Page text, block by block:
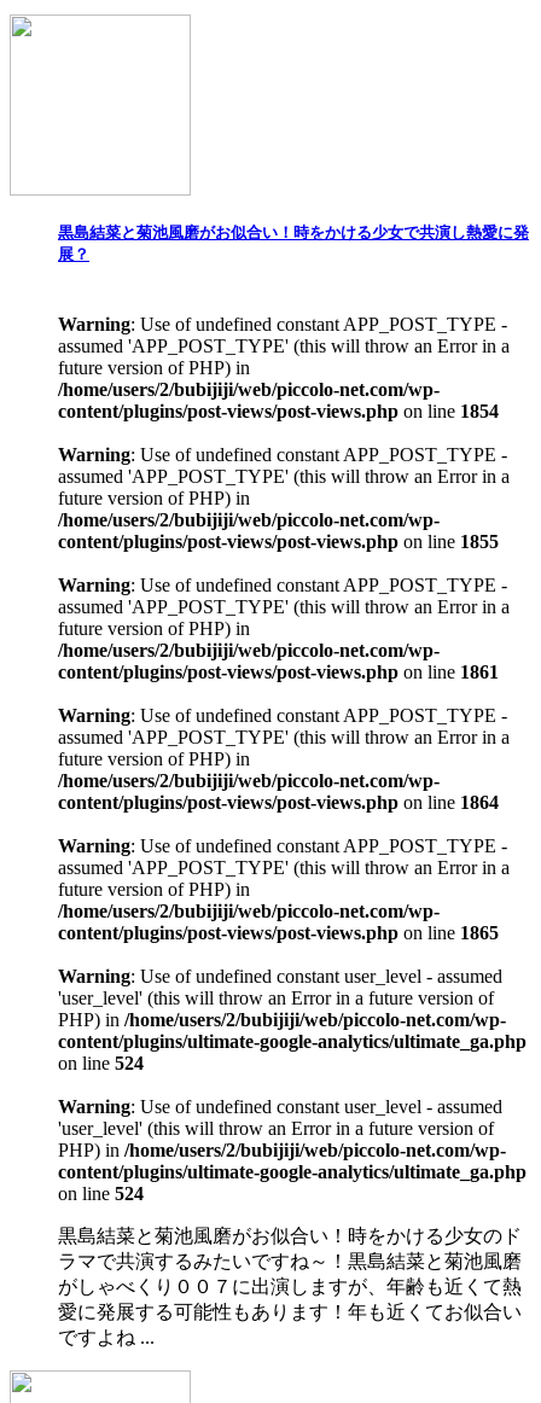
黒島結菜と菊池風磨がお似合い！時をかける少女で共演し熱愛に発
展？
Warning: Use of undefined constant APP_POST_TYPE -
assumed 'APP_POST_TYPE' (this will throw an Error in a
future version of PHP) in
/home/users/2/bubijiji/web/piccolo-net.com/wp-
content/plugins/post-views/post-views.php on line 1854
Warning: Use of undefined constant APP_POST_TYPE -
assumed 'APP_POST_TYPE' (this will throw an Error in a
future version of PHP) in
/home/users/2/bubijiji/web/piccolo-net.com/wp-
content/plugins/post-views/post-views.php on line 1855
Warning: Use of undefined constant APP_POST_TYPE -
assumed 'APP_POST_TYPE' (this will throw an Error in a
future version of PHP) in
/home/users/2/bubijiji/web/piccolo-net.com/wp-
content/plugins/post-views/post-views.php on line 1861
Warning: Use of undefined constant APP_POST_TYPE -
assumed 'APP_POST_TYPE' (this will throw an Error in a
future version of PHP) in
/home/users/2/bubijiji/web/piccolo-net.com/wp-
content/plugins/post-views/post-views.php on line 1864
Warning: Use of undefined constant APP_POST_TYPE -
assumed 'APP_POST_TYPE' (this will throw an Error in a
future version of PHP) in
/home/users/2/bubijiji/web/piccolo-net.com/wp-
content/plugins/post-views/post-views.php on line 1865
Warning: Use of undefined constant user_level - assumed
'user_level' (this will throw an Error in a future version of
PHP) in /home/users/2/bubijiji/web/piccolo-net.com/wp-
content/plugins/ultimate-google-analytics/ultimate_ga.php
on line 524
Warning: Use of undefined constant user_level - assumed
'user_level' (this will throw an Error in a future version of
PHP) in /home/users/2/bubijiji/web/piccolo-net.com/wp-
content/plugins/ultimate-google-analytics/ultimate_ga.php
on line 524
黒島結菜と菊池風磨がお似合い！時をかける少女のド
ラマで共演するみたいですね～！黒島結菜と菊池風磨
がしゃべくり００７に出演しますが、年齢も近くて熱
愛に発展する可能性もあります！年も近くてお似合い
ですよね ...